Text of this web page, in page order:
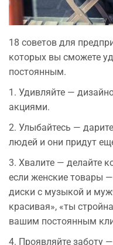
18 советов для
которых вы сможете
постоянным.
1. Удивляйте —
акциями.
2. Улыбайтесь —
людей и они придут
3. Хвалите — делайте
если женские товары
диски с музыкой и
красивая», «ты
вашим постоянным
4. Проявляйте заботу